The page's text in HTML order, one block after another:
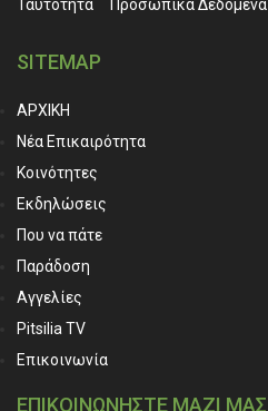
Ταυτότητα Προσωπικά ∆εδομένα
SITEMAP
ΑΡΧΙΚΗ
Νέα Επικαιρότητα
Κοινότητες
Εκδηλώσεις
Που να πάτε
Παράδοση
Αγγελίες
Pitsilia TV
Επικοινωνία
ΕΠΙΚΟΙΝΩΝΗΣΤΕ ΜΑΖΙ ΜΑΣ